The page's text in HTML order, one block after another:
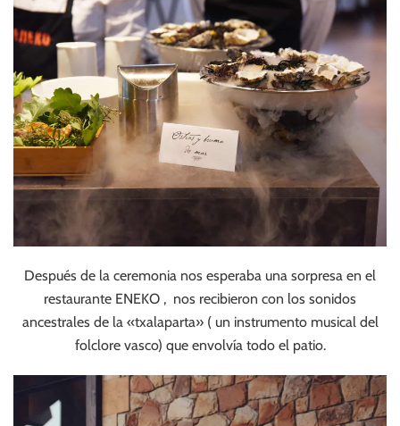
Después de la ceremonia nos esperaba una sorpresa en el
restaurante ENEKO , nos recibieron con los sonidos
ancestrales de la «txalaparta» ( un instrumento musical del
folclore vasco) que envolvía todo el patio.